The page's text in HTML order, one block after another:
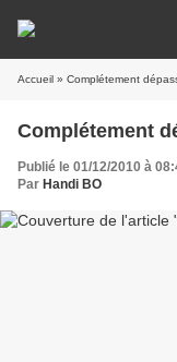
Accueil » Complétement
Complétement
Publié le 01/12/2010 à
Par Handi BO